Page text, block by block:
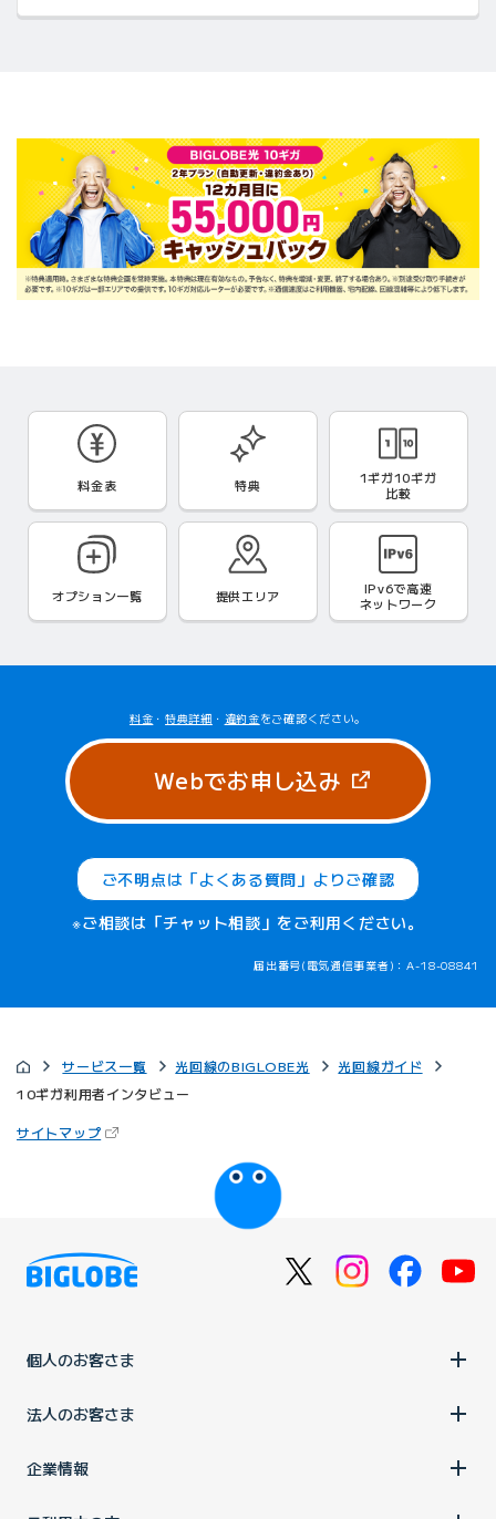
料金表 特典
1ギガ10ギガ
比較
オプション一覧 提供エリア IPv6で高速
ネットワーク
料金 ・特典詳細 ・ 違約金をご確認ください。
Webでお申し込み （新しいタブ
ご不明点は「よくある質問」よりご確認
※ご相談は「チャット相談」をご利用ください。
届出番号(電気通信事業者)：A-18-08841
サービス一覧 光回線のBIGLOBE光
光回線ガイド
10ギガ利用者インタビュー
サイトマップ（新しいタブで開きます）
個人のお客さま
法人のお客さま
企業情報